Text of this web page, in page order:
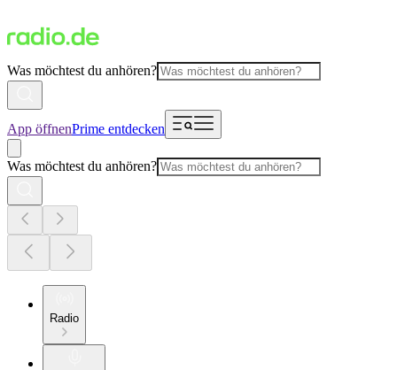
Was möchtest du anhören?
App öffnenPrime entdecken
Was möchtest du anhören?
Radio